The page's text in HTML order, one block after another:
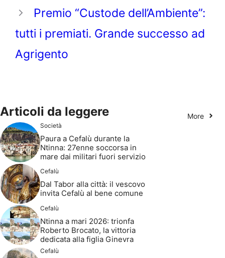
Premio “Custode dell’Ambiente”:
tutti i premiati. Grande successo ad
Agrigento
Articoli da leggere More
Società
Paura a Cefalù durante la
Ntinna: 27enne soccorsa in
mare dai militari fuori servizio
Cefalù
Dal Tabor alla città: il vescovo
invita Cefalù al bene comune
Cefalù
Ntinna a mari 2026: trionfa
Roberto Brocato, la vittoria
dedicata alla figlia Ginevra
Cefalù